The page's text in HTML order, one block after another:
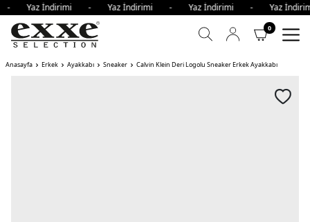
- Yaz İndirimi - Yaz İndirimi - Yaz İndirimi - Yaz
0
Anasayfa Erkek Ayakkabı Sneaker Calvin Klein Deri Logolu Sneaker Erkek Ayakkabı